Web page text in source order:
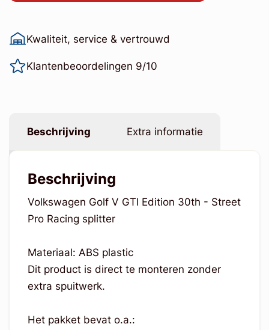
Kwaliteit, service & vertrouwd
Klantenbeoordelingen 9/10
Beschrijving Extra informatie
Beschrijving
Volkswagen Golf V GTI Edition 30th - Street
Pro Racing splitter
Materiaal: ABS plastic
Dit product is direct te monteren zonder
extra spuitwerk.
Het pakket bevat o.a.: